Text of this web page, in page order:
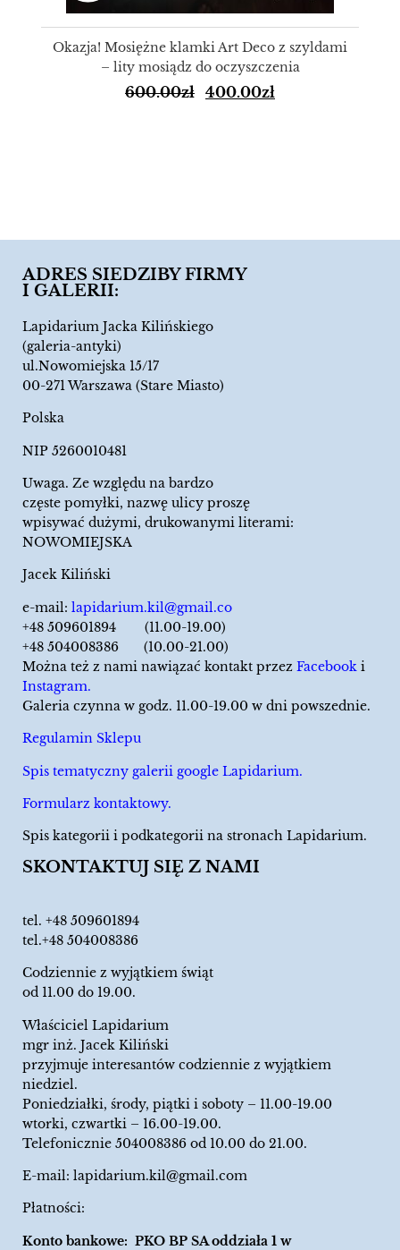
Okazja! Mosiężne klamki Art Deco z szyldami
– lity mosiądz do oczyszczenia
600.00zł 400.00zł
ADRES SIEDZIBY FIRMY
I GALERII:
Lapidarium Jacka Kilińskiego
(galeria-antyki)
ul.Nowomiejska 15/17
00-271 Warszawa (Stare Miasto)
Polska
NIP 5260010481
Uwaga. Ze względu na bardzo
częste pomyłki, nazwę ulicy proszę
wpisywać dużymi, drukowanymi literami:
NOWOMIEJSKA
Jacek Kiliński
e-mail: lapidarium.kil@gmail.co
+48 509601894 (11.00-19.00)
+48 504008386 (10.00-21.00)
Można też z nami nawiązać kontakt przez Facebook i
Instagram.
Galeria czynna w godz. 11.00-19.00 w dni powszednie.
Regulamin Sklepu
Spis tematyczny galerii google Lapidarium.
Formularz kontaktowy.
Spis kategorii i podkategorii na stronach Lapidarium.
SKONTAKTUJ SIĘ Z NAMI
tel. +48 509601894
tel.+48 504008386
Codziennie z wyjątkiem świąt
od 11.00 do 19.00.
Właściciel Lapidarium
mgr inż. Jacek Kiliński
przyjmuje interesantów codziennie z wyjątkiem
niedziel.
Poniedziałki, środy, piątki i soboty – 11.00-19.00
wtorki, czwartki – 16.00-19.00.
Telefonicznie 504008386 od 10.00 do 21.00.
E-mail: lapidarium.kil@gmail.com
Płatności:
Konto bankowe: PKO BP SA oddziała 1 w